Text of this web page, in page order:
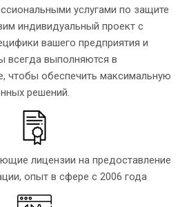
услугами по защите
индивидуальный проект с
вашего предприятия и
всегда выполняются в
чтобы обеспечить максимальную
решений.
лицензии на предоставление
опыт в сфере с 2006 года